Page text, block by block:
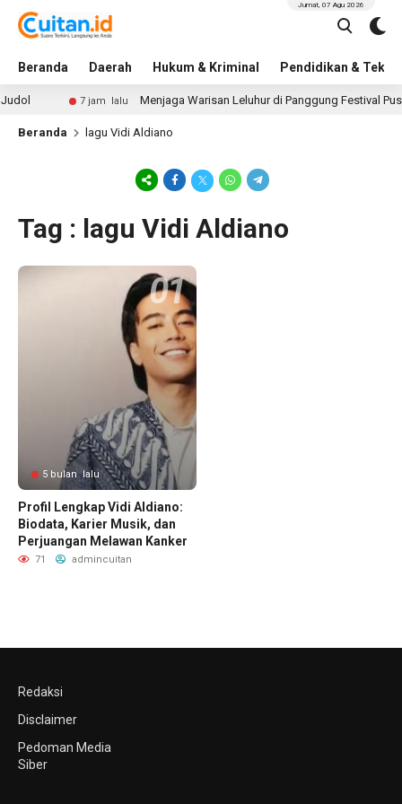
Beranda Daerah Hukum & Kriminal Pendidikan &
Jumat, 07 Agu 2026
7 jam lalu Menjaga Warisan Leluhur di Panggung Festival
Beranda lagu Vidi Aldiano
Tag : lagu Vidi Aldiano
5 bulan lalu
Profil Lengkap Vidi Aldiano:
Biodata, Karier Musik, dan
Perjuangan Melawan Kanker
71 admincuitan
Redaksi
Disclaimer
Pedoman Media
Siber